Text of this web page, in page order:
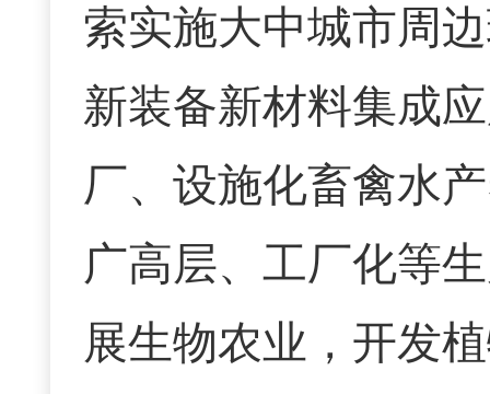
索实施大中城市周
新装备新材料集成
厂、设施化畜禽水
广高层、工厂化等
展生物农业，开发